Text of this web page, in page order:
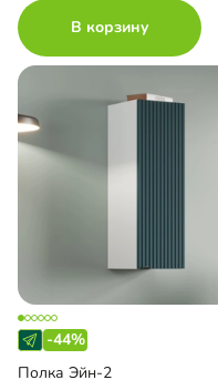
В корзину
-44%
Полка Эйн-2